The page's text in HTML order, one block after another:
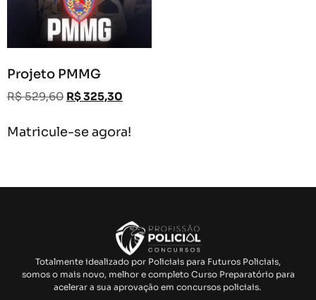
Projeto PMMG
R$529,60 R$325,30
Matricule-se agora!
Totalmente idealizado por Policiais para Futuros Policiais,
somos o mais novo, melhor e completo Curso Preparatório para
acelerar a sua aprovação em concursos policiais.